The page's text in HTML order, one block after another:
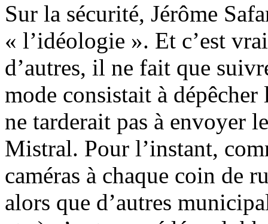
Sur la sécurité, Jérôme
« l’idéologie ». Et c’est
d’autres, il ne fait que
mode consistait à dépêcher
ne tarderait pas à envoyer
Mistral. Pour l’instant,
caméras à chaque coin de
alors que d’autres